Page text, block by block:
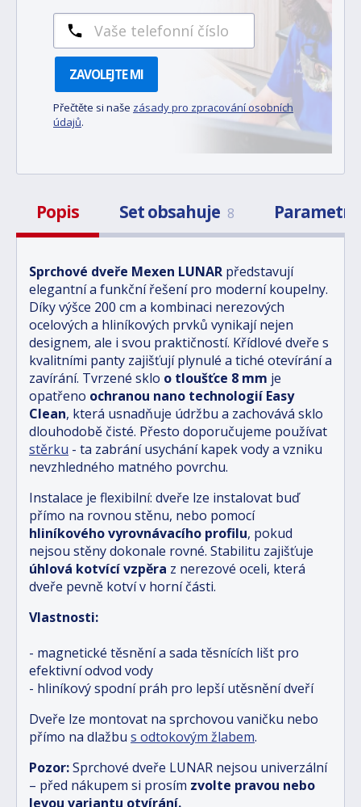
ZAVOLEJTE MI
Přečtěte si naše zásady pro zpracování osobních
údajů.
Popis Set obsahuje 8 Parametry
Sprchové dveře Mexen LUNAR představují
elegantní a funkční řešení pro moderní koupelny.
Díky výšce 200 cm a kombinaci nerezových
ocelových a hliníkových prvků vynikají nejen
designem, ale i svou praktičností. Křídlové dveře s
kvalitními panty zajišťují plynulé a tiché otevírání a
zavírání. Tvrzené sklo o tloušťce 8 mm je
opatřeno ochranou nano technologií Easy
Clean, která usnadňuje údržbu a zachovává sklo
dlouhodobě čisté. Přesto doporučujeme používat
stěrku - ta zabrání usychání kapek vody a vzniku
nevzhledného matného povrchu.
Instalace je flexibilní: dveře lze instalovat buď
přímo na rovnou stěnu, nebo pomocí
hliníkového vyrovnávacího profilu, pokud
nejsou stěny dokonale rovné. Stabilitu zajišťuje
úhlová kotvící vzpěra z nerezové oceli, která
dveře pevně kotví v horní části.
Vlastnosti:
- magnetické těsnění a sada těsnících lišt pro
efektivní odvod vody
- hliníkový spodní práh pro lepší utěsnění dveří
Dveře lze montovat na sprchovou vaničku nebo
přímo na dlažbu s odtokovým žlabem.
Pozor:Sprchové dveře LUNAR nejsou univerzální
– před nákupem si prosím zvolte pravou nebo
levou variantu otvírání.